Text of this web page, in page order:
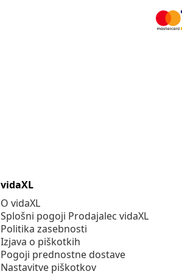
vidaXL
O vidaXL
Splošni pogoji Prodajalec vidaXL
Politika zasebnosti
Izjava o piškotkih
Pogoji prednostne dostave
Nastavitve piškotkov